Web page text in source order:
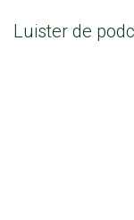
Luister de